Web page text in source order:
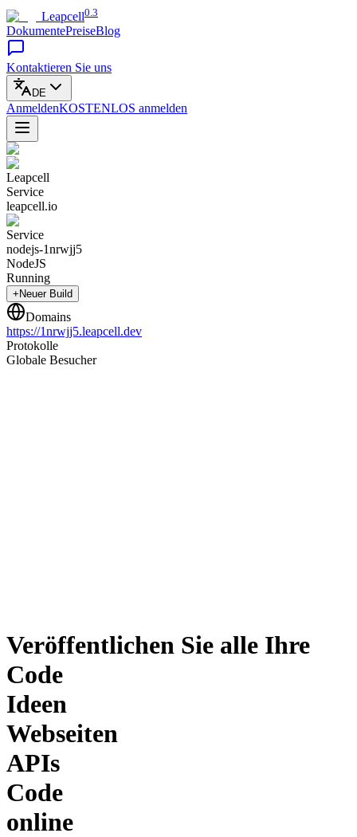
Leapcell0.3
DokumentePreiseBlog
Kontaktieren Sie uns
DE
AnmeldenKOSTENLOS anmelden
Leapcell
Service
leapcell.io
Service
nodejs-1nrwjj5
NodeJS
Running
+Neuer Build
Domains
https://1nrwjj5.leapcell.dev
Protokolle
Globale Besucher
Veröffentlichen Sie alle Ihre
Code
Ideen
Webseiten
APIs
Code
online